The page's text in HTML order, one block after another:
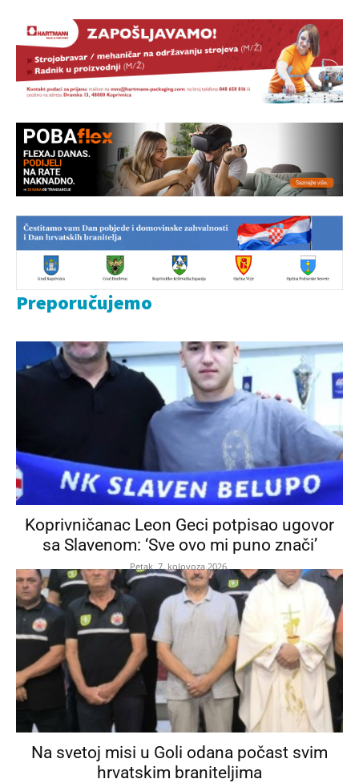
Preporučujemo
Koprivničanac Leon Geci potpisao ugovor
sa Slavenom: ‘Sve ovo mi puno znači’
Petak, 7. kolovoza 2026.
Na svetoj misi u Goli odana počast svim
hrvatskim braniteljima